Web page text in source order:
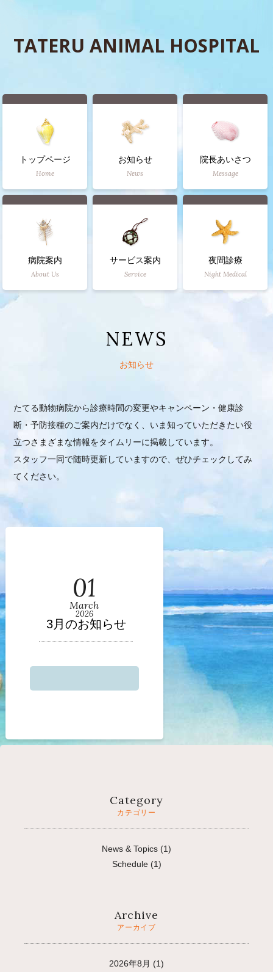
TATERU ANIMAL HOSPITAL
トップページ
Home
お知らせ
News
院長あいさつ
Message
病院案内
About Us
サービス案内
Service
夜間診療
Night Medical
NEWS
お知らせ
たてる動物病院から診療時間の変更やキャンペーン・健康診
断・予防接種のご案内だけでなく、いま知っていただきたい役
立つさまざまな情報をタイムリーに掲載しています。
スタッフ一同で随時更新していますので、ぜひチェックしてみ
てください。
01
March
2026
3月のお知らせ
Category
カテゴリー
News & Topics (1)
Schedule(1)
Archive
アーカイブ
2026年8月 (1)